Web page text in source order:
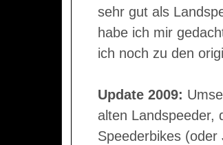
sehr gut als
habe ich mir
ich noch zu den
Update 2009:
alten Landspeeder,
Speederbikes